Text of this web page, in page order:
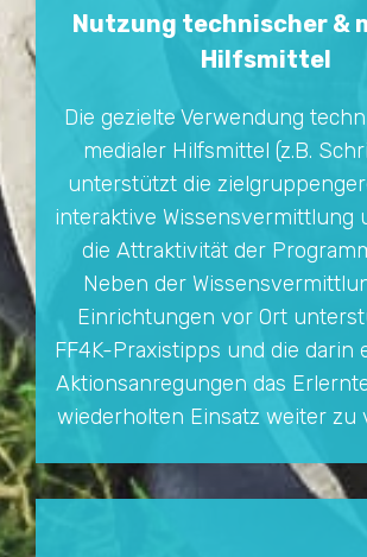
Nutzung technischer &
Hilfsmittel
Die gezielte Verwendung
medialer Hilfsmittel (z.B.
unterstützt die
interaktive Wissensvermittlung
die Attraktivität der
Neben der
Einrichtungen vor Ort
FF4K-Praxistipps und die darin
Aktionsanregungen das
wiederholten Einsatz weiter zu